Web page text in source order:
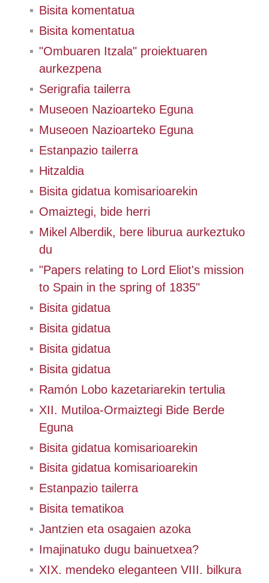
Bisita komentatua
Bisita komentatua
"Ombuaren Itzala" proiektuaren
aurkezpena
Serigrafia tailerra
Museoen Nazioarteko Eguna
Museoen Nazioarteko Eguna
Estanpazio tailerra
Hitzaldia
Bisita gidatua komisarioarekin
Omaiztegi, bide herri
Mikel Alberdik, bere liburua aurkeztuko
du
"Papers relating to Lord Eliot's mission
to Spain in the spring of 1835"
Bisita gidatua
Bisita gidatua
Bisita gidatua
Bisita gidatua
Ramón Lobo kazetariarekin tertulia
XII. Mutiloa-Ormaiztegi Bide Berde
Eguna
Bisita gidatua komisarioarekin
Bisita gidatua komisarioarekin
Estanpazio tailerra
Bisita tematikoa
Jantzien eta osagaien azoka
Imajinatuko dugu bainuetxea?
XIX. mendeko eleganteen VIII. bilkura